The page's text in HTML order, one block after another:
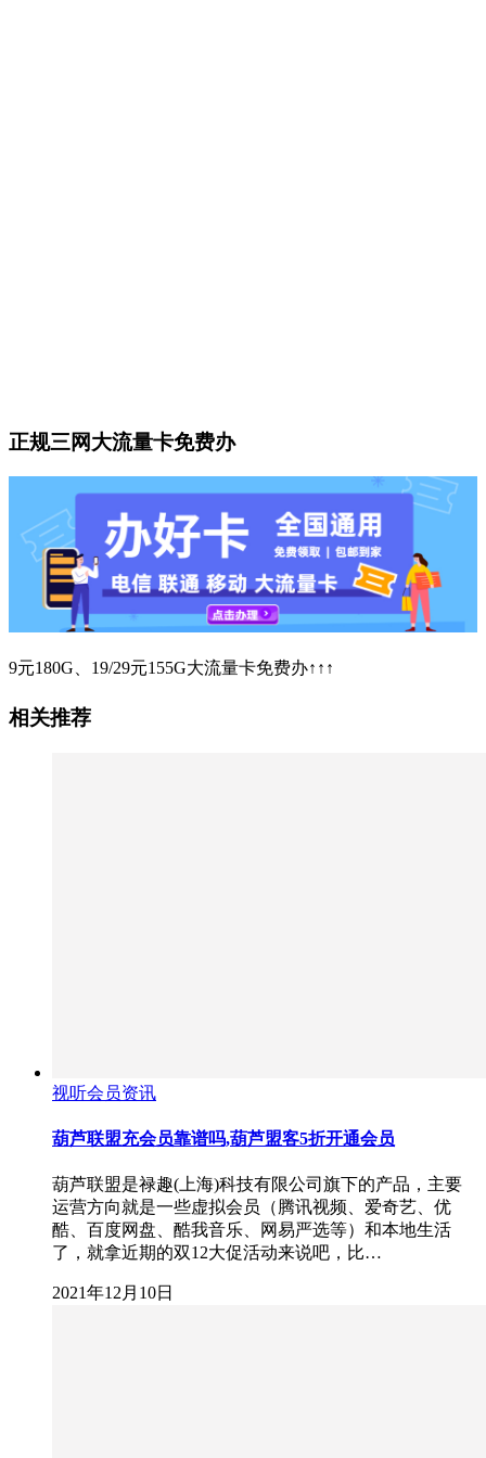
正规三网大流量卡免费办
9元180G、19/29元155G大流量卡免费办↑↑↑
相关推荐
视听会员资讯
葫芦联盟充会员靠谱吗,葫芦盟客5折开通会员
葫芦联盟是禄趣(上海)科技有限公司旗下的产品，主要
运营方向就是一些虚拟会员（腾讯视频、爱奇艺、优
酷、百度网盘、酷我音乐、网易严选等）和本地生活
了，就拿近期的双12大促活动来说吧，比…
2021年12月10日